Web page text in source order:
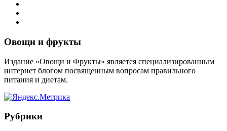
Виджеты
Овощи и фрукты
Издание «Овощи и Фрукты» является специализированным
интернет блогом посвященным вопросам правильного
питания и диетам.
Рубрики